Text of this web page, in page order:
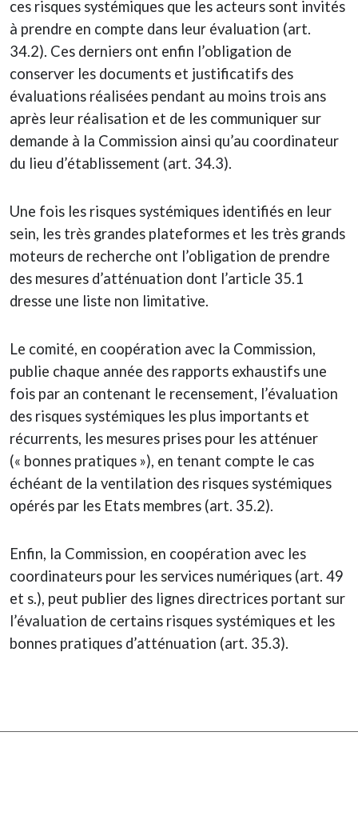
ces risques systémiques que les acteurs sont invités
à prendre en compte dans leur évaluation (art.
34.2). Ces derniers ont enfin l’obligation de
conserver les documents et justificatifs des
évaluations réalisées pendant au moins trois ans
après leur réalisation et de les communiquer sur
demande à la Commission ainsi qu’au coordinateur
du lieu d’établissement (art. 34.3).
Une fois les risques systémiques identifiés en leur
sein, les très grandes plateformes et les très grands
moteurs de recherche ont l’obligation de prendre
des mesures d’atténuation dont l’article 35.1
dresse une liste non limitative.
Le comité, en coopération avec la Commission,
publie chaque année des rapports exhaustifs une
fois par an contenant le recensement, l’évaluation
des risques systémiques les plus importants et
récurrents, les mesures prises pour les atténuer
(« bonnes pratiques »), en tenant compte le cas
échéant de la ventilation des risques systémiques
opérés par les Etats membres (art. 35.2).
Enfin, la Commission, en coopération avec les
coordinateurs pour les services numériques (art. 49
et s.), peut publier des lignes directrices portant sur
l’évaluation de certains risques systémiques et les
bonnes pratiques d’atténuation (art. 35.3).